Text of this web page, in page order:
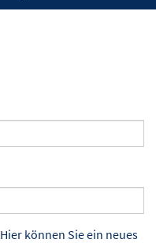
Hier können Sie ein neues